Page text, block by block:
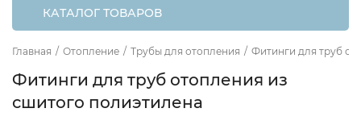
КАТАЛОГ ТОВАРОВ
Главная / Отопление / Трубы для отопления / Фитинги для труб
Фитинги для труб отопления из
сшитого полиэтилена